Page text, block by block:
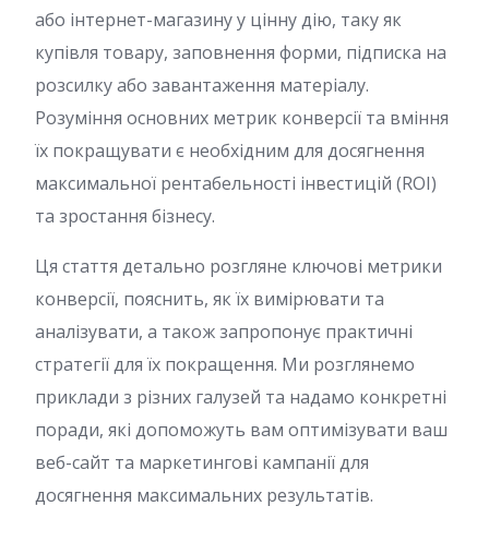
або інтернет-магазину у цінну дію, таку як
купівля товару, заповнення форми, підписка на
розсилку або завантаження матеріалу.
Розуміння основних метрик конверсії та вміння
їх покращувати є необхідним для досягнення
максимальної рентабельності інвестицій (ROI)
та зростання бізнесу.
Ця стаття детально розгляне ключові метрики
конверсії, пояснить, як їх вимірювати та
аналізувати, а також запропонує практичні
стратегії для їх покращення. Ми розглянемо
приклади з різних галузей та надамо конкретні
поради, які допоможуть вам оптимізувати ваш
веб-сайт та маркетингові кампанії для
досягнення максимальних результатів.